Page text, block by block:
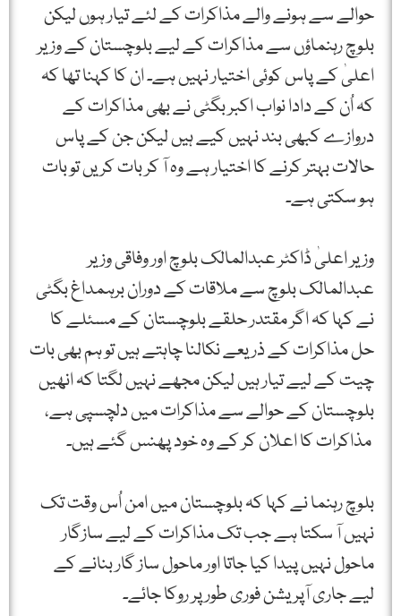
حوالے سے ہونے والے مذاکرات کے لئے تیار ہوں لیکن
بلوچ رہنماؤں سے مذاکرات کے لیے بلوچستان کے وزیر
اعلیٰ کے پاس کوئی اختیار نہیں ہے۔ ان کا کہنا تھا کہ
کہ اُن کے دادا نواب اکبر بگٹی نے بھی مذاکرات کے
دروازے کبھی بند نہیں کیے ہیں لیکن جن کے پاس
حالات بہتر کرنے کا اختیار ہے وہ آ کر بات کریں تو بات
ہو سکتی ہے۔
وزیر اعلیٰ ڈاکٹر عبدالمالک بلوچ اور وفاقی وزیر
عبدالمالک بلوچ سے ملاقات کے دوران برہمداغ بگٹی
نے کہا کہ اگر مقتدر حلقے بلوچستان کے مسئلے کا
حل مذاکرات کے ذریعے نکالنا چاہتے ہیں تو ہم بھی بات
چیت کے لیے تیار ہیں لیکن مجھے نہیں لگتا کہ انھیں
بلوچستان کے حوالے سے مذاکرات میں دلچسپی ہے،
مذاکرات کا اعلان کر کے وہ خود پھنس گئے ہیں۔
بلوچ رہنما نے کہا کہ بلوچستان میں امن اُس وقت تک
نہیں آ سکتا ہے جب تک مذاکرات کے لیے سازگار
ماحول نہیں پیدا کیا جاتا اور ماحول ساز گار بنانے کے
لیے جاری آپریشن فوری طور پر روکا جائے۔